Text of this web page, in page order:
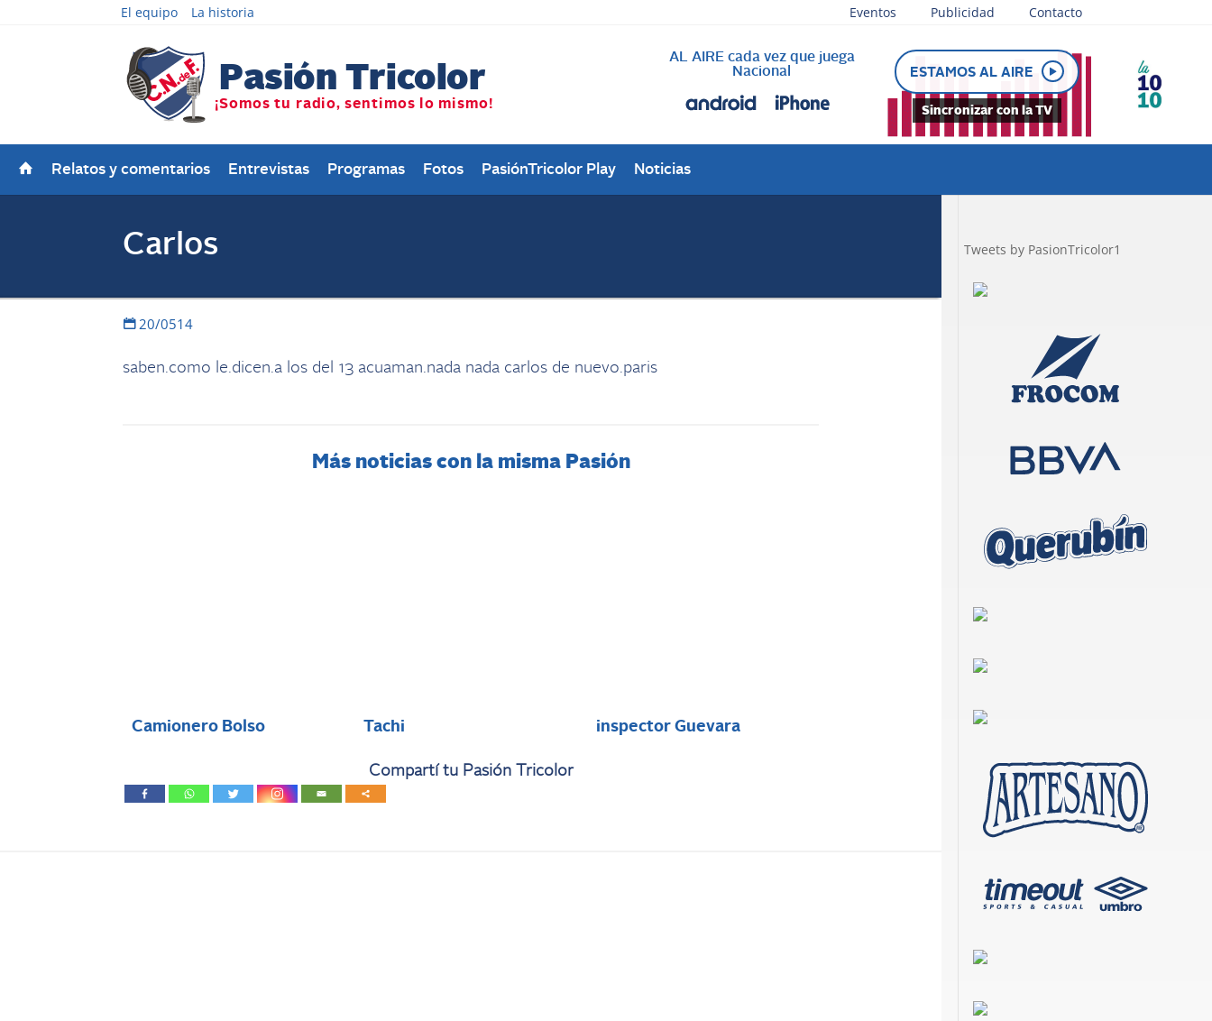
El equipo La historia Eventos Publicidad Contacto
AL AIRE cada vez que juega
Nacional
ESTAMOS AL AIRE
Sincronizar con la TV
Relatos y comentarios Entrevistas Programas Fotos PasiónTricolor Play Noticias
Carlos
20/0514
saben.como le.dicen.a los del 13 acuaman.nada nada carlos de nuevo.paris
Más noticias con la misma Pasión
Camionero Bolso Tachi inspector Guevara
Compartí tu Pasión Tricolor
Tweets by PasionTricolor1